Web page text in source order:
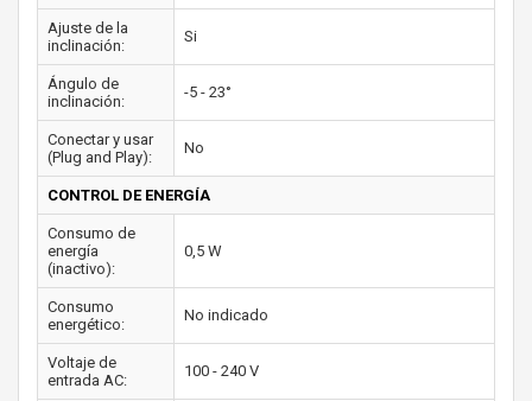
Ajuste de la
inclinación:
Si
Ángulo de
inclinación:
-5 - 23°
Conectar y usar
(Plug and Play):
No
CONTROL DE ENERGÍA
Consumo de
energía
(inactivo):
0,5 W
Consumo
energético:
No indicado
Voltaje de
entrada AC:
100 - 240 V